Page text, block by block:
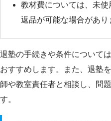
教材費については、未
返品が可能な場合があり
退塾の手続きや条件について
おすすめします。また、退塾
師や教室責任者と相談し、問
す。